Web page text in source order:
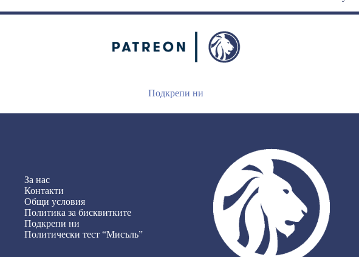
Подкрепи ни
За нас
Контакти
Общи условия
Политика за бисквитките
Подкрепи ни
Политически тест “Мисъль”